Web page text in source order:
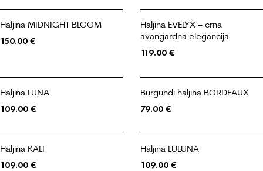
Haljina MIDNIGHT BLOOM
150.00 €
Haljina EVELYX – crna
avangardna elegancija
119.00 €
Haljina LUNA
109.00 €
Burgundi haljina BORDEAUX
79.00 €
Haljina KALI
109.00 €
Haljina LULUNA
109.00 €